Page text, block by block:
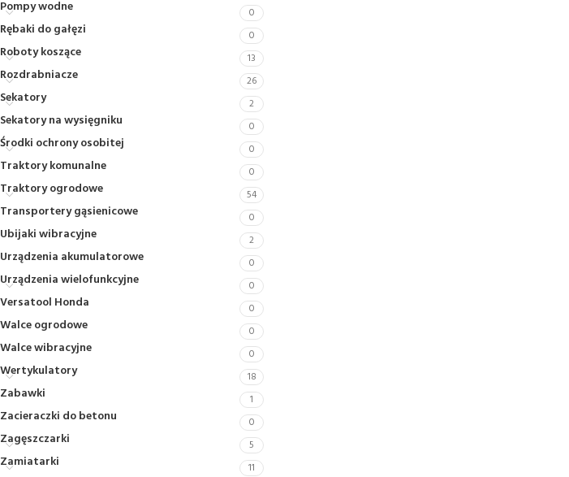
Pompy wodne 0
Rębaki do gałęzi 0
Roboty koszące 13
Rozdrabniacze 26
Sekatory 2
Sekatory na wysięgniku 0
Środki ochrony osobitej 0
Traktory komunalne 0
Traktory ogrodowe 54
Transportery gąsienicowe 0
Ubijaki wibracyjne 2
Urządzenia akumulatorowe 0
Urządzenia wielofunkcyjne 0
Versatool Honda 0
Walce ogrodowe 0
Walce wibracyjne 0
Wertykulatory 18
Zabawki 1
Zacieraczki do betonu 0
Zagęszczarki 5
Zamiatarki 11